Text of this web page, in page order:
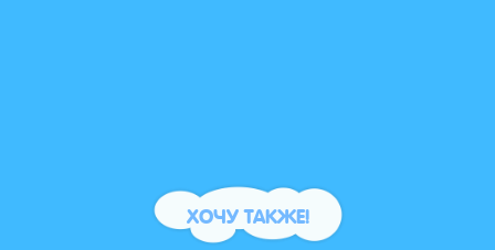
ХОЧУ ТАКЖЕ!